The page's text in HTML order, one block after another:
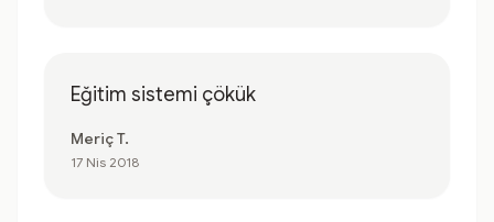
Eğitim sistemi çökük
Meriç T.
17 Nis 2018